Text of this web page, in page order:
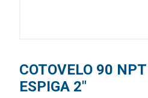
COTOVELO 90
ESPIGA 2"